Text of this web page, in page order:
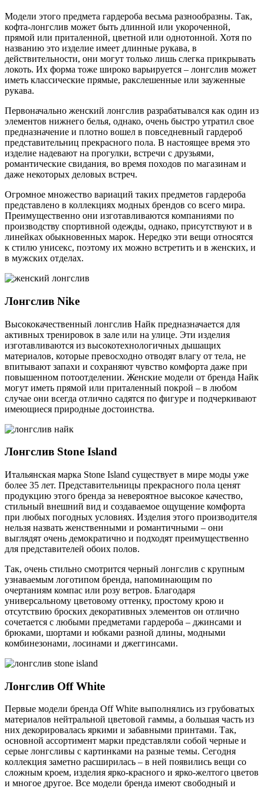
Модели этого предмета гардероба весьма разнообразны. Так,
кофта-лонгслив может быть длинной или укороченной,
прямой или приталенной, цветной или однотонной. Хотя по
названию это изделие имеет длинные рукава, в
действительности, они могут только лишь слегка прикрывать
локоть. Их форма тоже широко варьируется – лонгслив может
иметь классические прямые, ракслешенные или зауженные
рукава.
Первоначально женский лонгслив разрабатывался как один из
элементов нижнего белья, однако, очень быстро утратил свое
предназначение и плотно вошел в повседневный гардероб
представительниц прекрасного пола. В настоящее время это
изделие надевают на прогулки, встречи с друзьями,
романтические свидания, во время походов по магазинам и
даже некоторых деловых встреч.
Огромное множество вариаций таких предметов гардероба
представлено в коллекциях модных брендов со всего мира.
Преимущественно они изготавливаются компаниями по
производству спортивной одежды, однако, присутствуют и в
линейках обыкновенных марок. Нередко эти вещи относятся
к стилю унисекс, поэтому их можно встретить и в женских, и
в мужских отделах.
Лонгслив Nike
Высококачественный лонгслив Найк предназначается для
активных тренировок в зале или на улице. Эти изделия
изготавливаются из высокотехнологичных дышащих
материалов, которые превосходно отводят влагу от тела, не
впитывают запахи и сохраняют чувство комфорта даже при
повышенном потоотделении. Женские модели от бренда Найк
могут иметь прямой или приталенный покрой – в любом
случае они всегда отлично садятся по фигуре и подчеркивают
имеющиеся природные достоинства.
Лонгслив Stone Island
Итальянская марка Stone Island существует в мире моды уже
более 35 лет. Представительницы прекрасного пола ценят
продукцию этого бренда за невероятное высокое качество,
стильный внешний вид и создаваемое ощущение комфорта
при любых погодных условиях. Изделия этого производителя
нельзя назвать женственными и романтичными – они
выглядят очень демократично и подходят преимущественно
для представителей обоих полов.
Так, очень стильно смотрится черный лонгслив с крупным
узнаваемым логотипом бренда, напоминающим по
очертаниям компас или розу ветров. Благодаря
универсальному цветовому оттенку, простому крою и
отсутствию броских декоративных элементов он отлично
сочетается с любыми предметами гардероба – джинсами и
брюками, шортами и юбками разной длины, модными
комбинезонами, лосинами и джеггинсами.
Лонгслив Off White
Первые модели бренда Off White выполнялись из грубоватых
материалов нейтральной цветовой гаммы, а большая часть из
них декорировалась яркими и забавными принтами. Так,
основной ассортимент марки представляли собой черные и
серые лонгсливы с картинками на разные темы. Сегодня
коллекция заметно расширилась – в ней появились вещи со
сложным кроем, изделия ярко-красного и ярко-желтого цветов
и многое другое. Все модели бренда имеют свободный и